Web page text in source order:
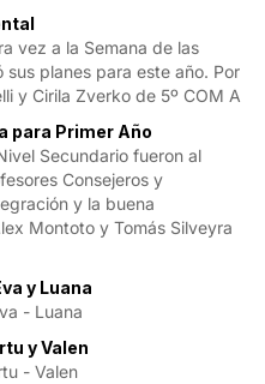
vez a la Semana de las
planes para este año. Por
y Cirila Zverko de 5º COM A
para Primer Año
Secundario fueron al
Consejeros y
y la buena
Montoto y Tomás Silveyra
y Luana
- Luana
y Valen
- Valen